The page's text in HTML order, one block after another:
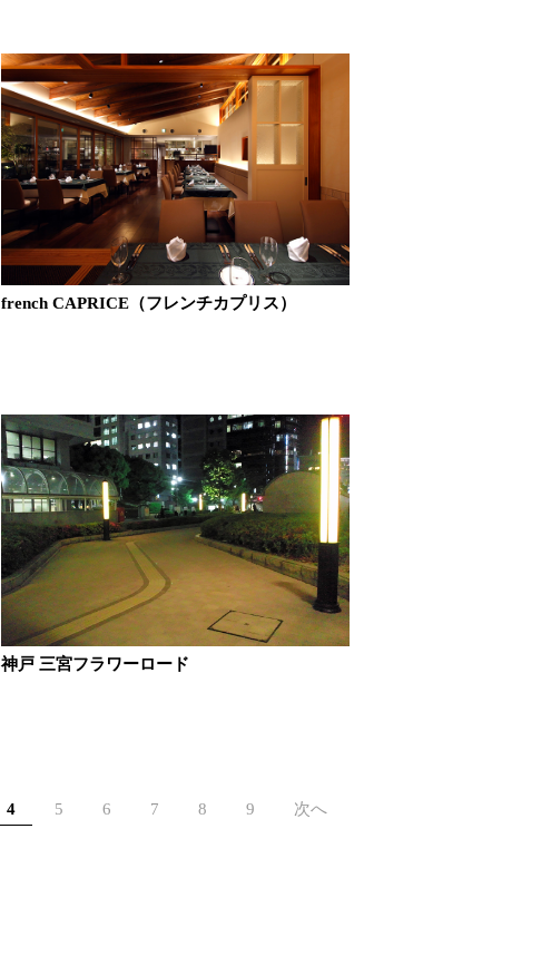
french CAPRICE（フレンチカプリス）
神戸 三宮フラワーロード
4 5 6 7 8 9 次へ